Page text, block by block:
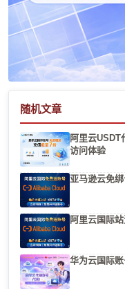
随机文章
阿里云USDT
访问体验
亚马逊云免
阿里云国际
华为云国际